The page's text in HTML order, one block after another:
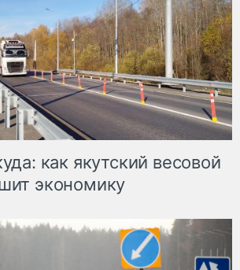
как якутский весовой
экономику